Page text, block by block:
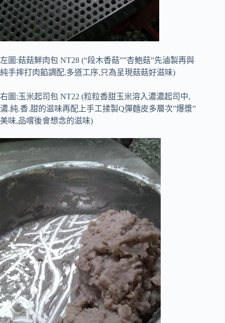
左圖:菇菇鮮肉包 NT28 (“段木香菇””杏鮑菇”先滷製再與
純手摔打肉餡調配,多道工序,只為呈現菇菇好滋味)
右圖:玉米起司包 NT22 (粒粒香甜玉米溶入濃濃起司中,
濃.純.香.甜的滋味再配上手工揉製Q彈麵皮多層次”爆漿”
美味,品嚐後會想念的滋味)